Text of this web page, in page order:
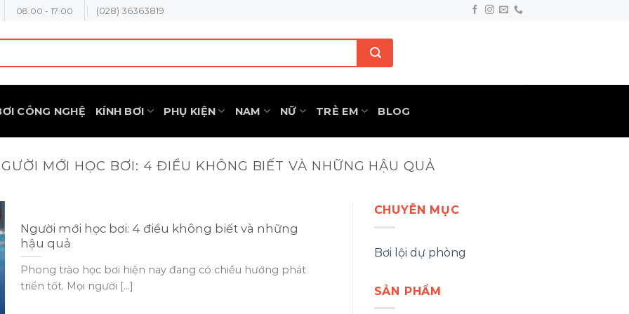
08:00 - 17:00 (028) 36363819
CÔNG NGHỆ KÍNH BƠI PHỤ KIỆN NAM NỮ TRẺ EM BLOG
MỚI HỌC BƠI: 4 ĐIỀU KHÔNG BIẾT VÀ NHỮNG HẬU QUẢ
Người mới học bơi: 4 điều không biết và những
hậu quả
Phong trào học bơi hiện nay đang có chiều hướng phát
triển tốt. Mọi người [...]
CHUYÊN MỤC
Bơi lội dự phòng
SẢN PHẨM